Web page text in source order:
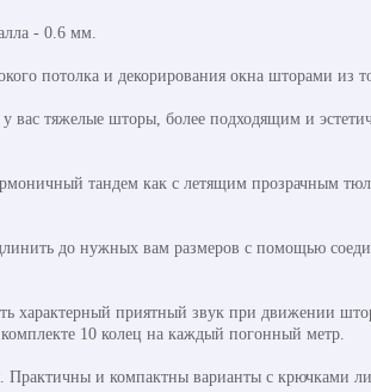
- 0.6 мм.
потолка и декорирования окна шторами из
тяжелые шторы, более подходящим и
тандем как с летящим прозрачным
до нужных вам размеров с помощью
характерный приятный звук при движении
10 колец на каждый погонный метр.
Практичны и компактны варианты с крючками